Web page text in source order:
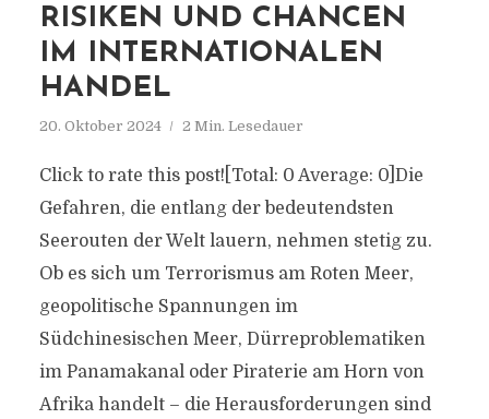
RISIKEN UND CHANCEN
IM INTERNATIONALEN
HANDEL
20. Oktober 2024 2 Min. Lesedauer
Click to rate this post![Total: 0 Average: 0]Die
Gefahren, die entlang der bedeutendsten
Seerouten der Welt lauern, nehmen stetig zu.
Ob es sich um Terrorismus am Roten Meer,
geopolitische Spannungen im
Südchinesischen Meer, Dürreproblematiken
im Panamakanal oder Piraterie am Horn von
Afrika handelt – die Herausforderungen sind